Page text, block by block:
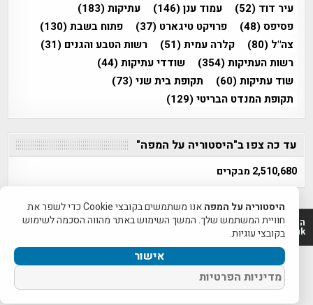
עיר דוד (52) עמוד ענן(146) עתיקות(183)
פסיפס(48) פרויקט טיגארט (37) פתוח בשבת(130)
צה"ל (80) קלרה עמית(51) רשות הטבע והגנים (31)
רשות העתיקות(354) שודדי עתיקות(44)
שוד עתיקות(60) תקופת בית שני(73)
תקופת המנדט הבריטי(129)
עד כה צפו ב"היסטוריה על המפה"
2,510,680 מבקרים
היסטוריה על המפה 2011-2026 | פרוייקט טיגארט 2012-2026|
www.mapah.co.il | www.tegart.uk
היסטוריה על המפה
אנו משתמשים בקובצי Cookie כדי לשפר את
חוויית המשתמש שלך. המשך השימוש באתר מהווה הסכמה לשימוש
בקובצי עוגיות.
אישור
מדיניות הפרטיות